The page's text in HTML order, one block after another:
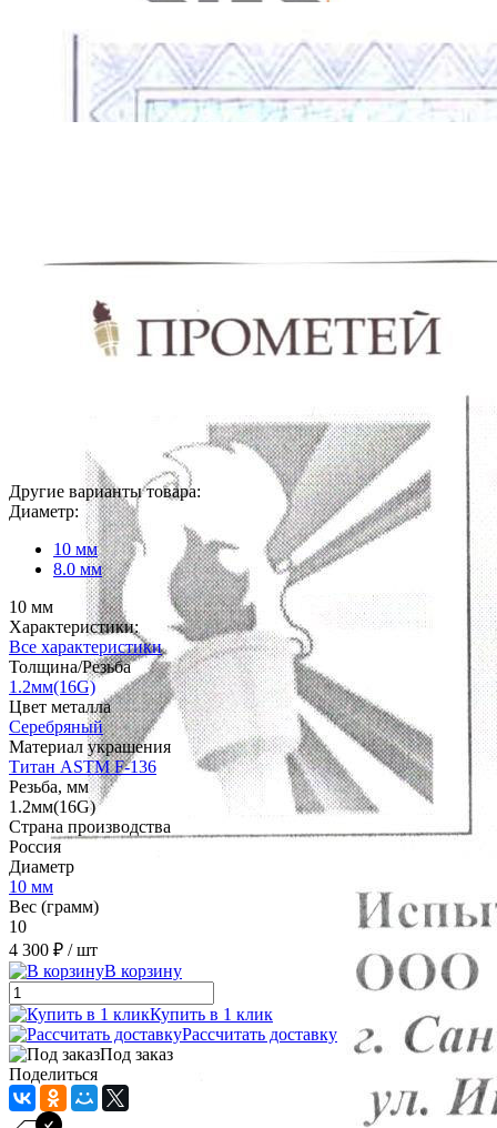
Другие варианты товара:
Диаметр:
10 мм
8.0 мм
10 мм
Характеристики:
Все характеристики
Толщина/Резьба
1.2мм(16G)
Цвет металла
Серебряный
Материал украшения
Титан ASTM F-136
Резьба, мм
1.2мм(16G)
Страна производства
Россия
Диаметр
10 мм
Вес (грамм)
10
4 300 ₽ / шт
В корзину
Купить в 1 клик
Рассчитать доставку
Под заказ
Поделиться